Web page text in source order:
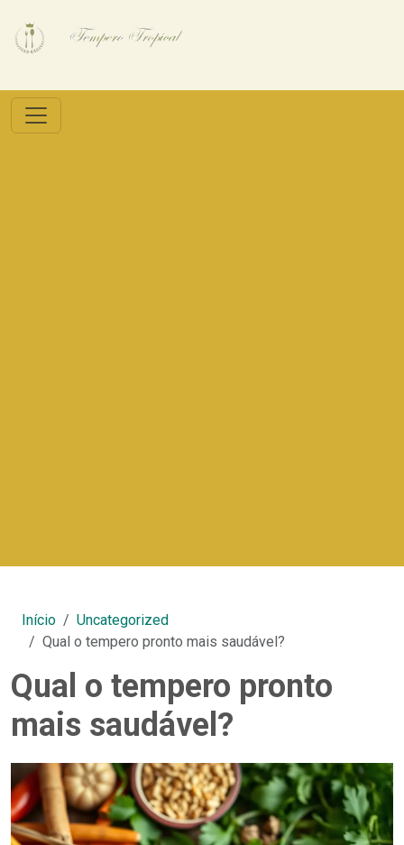
Início
Uncategorized
Qual o tempero pronto mais saudável?
Qual o tempero pronto
mais saudável?